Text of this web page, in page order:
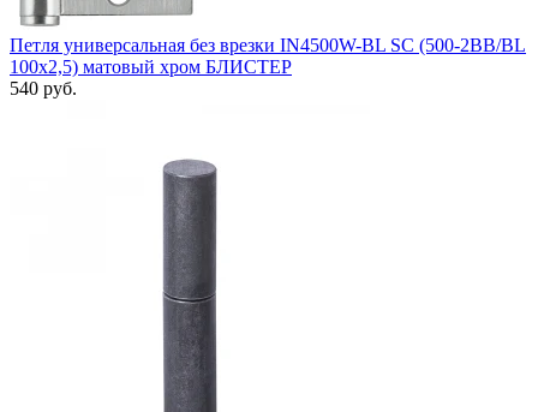
Петля универсальная без врезки IN4500W-BL SC (500-2BB/BL
100x2,5) матовый хром БЛИСТЕР
540 руб.